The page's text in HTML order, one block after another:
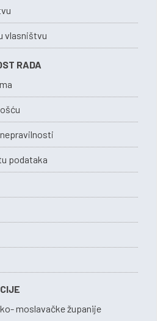
vlasništvu
RADA
podataka
moslavačke županije